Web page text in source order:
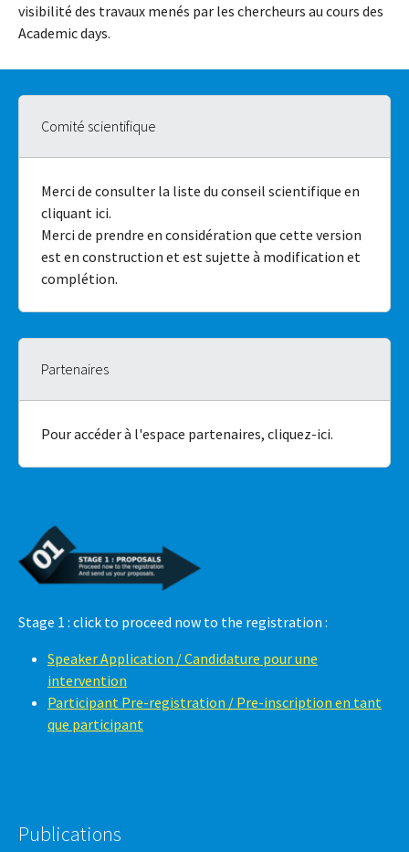
visibilité des travaux menés par les chercheurs au cours des
Academic days.
Comité scientifique
Merci de consulter la liste du conseil scientifique en
cliquant ici.
Merci de prendre en considération que cette version
est en construction et est sujette à modification et
complétion.
Partenaires
Pour accéder à l'espace partenaires, cliquez-ici.
Stage 1 : click to proceed now to the registration :
Speaker Application / Candidature pour une
intervention
Participant Pre-registration / Pre-inscription en tant
que participant
Publications